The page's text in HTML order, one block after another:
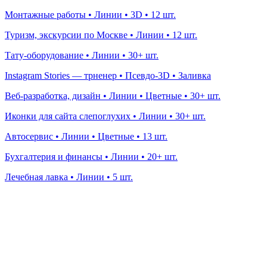
Монтажные работы • Линии • 3D • 12 шт.
Туризм, экскурсии по Москве • Линии • 12 шт.
Тату-оборудование • Линии • 30+ шт.
Instagram Stories — трненер • Псевдо-3D • Заливка
Веб-разработка, дизайн • Линии • Цветные • 30+ шт.
Иконки для сайта слепоглухих • Линии • 30+ шт.
Автосервис • Линии • Цветные • 13 шт.
Бухгалтерия и финансы • Линии • 20+ шт.
Лечебная лавка • Линии • 5 шт.